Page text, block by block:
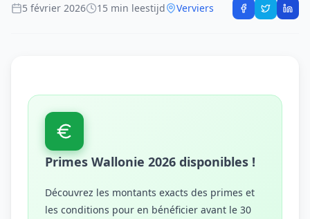
5 février 2026 15 min leestijd Verviers
Primes Wallonie 2026 disponibles !
Découvrez les montants exacts des primes et
les conditions pour en bénéficier avant le 30